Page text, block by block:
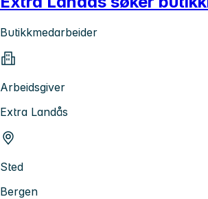
Butikkmedarbeider
Arbeidsgiver
Extra Landås
Sted
Bergen